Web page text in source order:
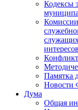
Кодексы
Памятка
Новости
Дума
Общая